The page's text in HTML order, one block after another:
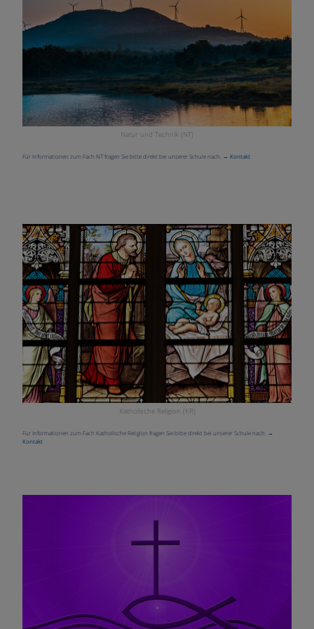
Natur und Technik (NT)
Für Informationen zum Fach NT fragen Sie bitte direkt bei unserer Schule nach. → Kontakt
Katholische Religion (KR)
Für Informationen zum Fach Katholische Religion fragen Sie bitte direkt bei unserer Schule nach. →
Kontakt